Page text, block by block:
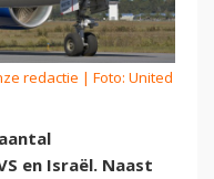
redactie | Foto: United
en Israël. Naast